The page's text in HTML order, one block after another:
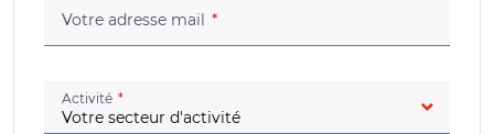
Votre adresse mail (champ obligatoire)
Activité (champ obligatoire)